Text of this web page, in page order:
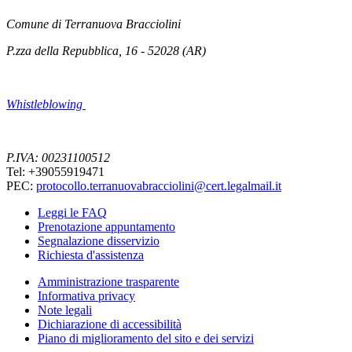
Comune di Terranuova Bracciolini
P.zza della Repubblica, 16 - 52028 (AR)
Whistleblowing
P.IVA: 00231100512
Tel: +39055919471
PEC: protocollo.terranuovabracciolini@cert.legalmail.it
Leggi le FAQ
Prenotazione appuntamento
Segnalazione disservizio
Richiesta d'assistenza
Amministrazione trasparente
Informativa privacy
Note legali
Dichiarazione di accessibilità
Piano di miglioramento del sito e dei servizi